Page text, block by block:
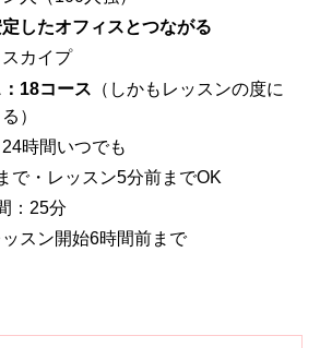
したオフィスとつながる
カイプ
18コース （しかもレッスンの度に
）
時間いつでも
で・レッスン5分前までOK
：25分
スン開始6時間前まで